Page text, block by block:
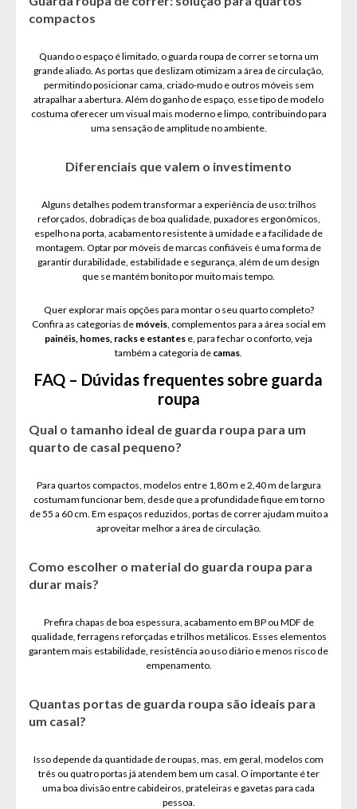
compactos
Quando o espaço é limitado, o guarda roupa de correr se torna um
grande aliado. As portas que deslizam otimizam a área de circulação,
permitindo posicionar cama, criado-mudo e outros móveis sem
atrapalhar a abertura. Além do ganho de espaço, esse tipo de modelo
costuma oferecer um visual mais moderno e limpo, contribuindo para
uma sensação de amplitude no ambiente.
Diferenciais que valem o investimento
Alguns detalhes podem transformar a experiência de uso: trilhos
reforçados, dobradiças de boa qualidade, puxadores ergonômicos,
espelho na porta, acabamento resistente à umidade e a facilidade de
montagem. Optar por móveis de marcas confiáveis é uma forma de
garantir durabilidade, estabilidade e segurança, além de um design
que se mantém bonito por muito mais tempo.
Quer explorar mais opções para montar o seu quarto completo?
Confira as categorias de móveis, complementos para a área social em
painéis, homes, racks e estantes e, para fechar o conforto, veja
também a categoria de camas.
FAQ – Dúvidas frequentes sobre guarda
roupa
Qual o tamanho ideal de guarda roupa para um
quarto de casal pequeno?
Para quartos compactos, modelos entre 1,80 m e 2,40 m de largura
costumam funcionar bem, desde que a profundidade fique em torno
de 55 a 60 cm. Em espaços reduzidos, portas de correr ajudam muito a
aproveitar melhor a área de circulação.
Como escolher o material do guarda roupa para
durar mais?
Prefira chapas de boa espessura, acabamento em BP ou MDF de
qualidade, ferragens reforçadas e trilhos metálicos. Esses elementos
garantem mais estabilidade, resistência ao uso diário e menos risco de
empenamento.
Quantas portas de guarda roupa são ideais para
um casal?
Isso depende da quantidade de roupas, mas, em geral, modelos com
três ou quatro portas já atendem bem um casal. O importante é ter
uma boa divisão entre cabideiros, prateleiras e gavetas para cada
pessoa.